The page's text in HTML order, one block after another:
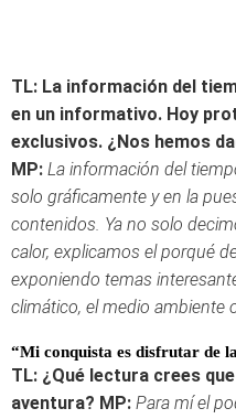
TL: La información del
en un informativo. Hoy
exclusivos. ¿Nos hemos
MP: La información del
solo gráficamente y en la
contenidos. Ya no solo
calor, explicamos el porqué
exponiendo temas
climático, el medio ambiente
“Mi conquista es disfrutar de
TL: ¿Qué lectura crees
aventura? MP: Para mí el